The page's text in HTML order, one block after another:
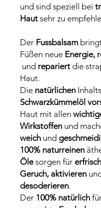
und sind speziell bei
Haut sehr zu
Der Fussbalsam
Füßen neue Energie,
und repariert die
Haut.
Die natürlichen
Schwarzkümmelöl
Haut mit allen
Wirkstoffen und
weich und
100% naturreinen
Ölesorgen für
Geruch, aktivieren
desoderieren.
Der 100% natürlich